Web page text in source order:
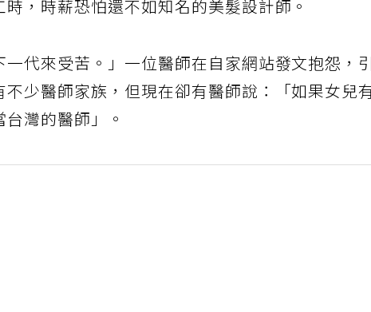
，時薪恐怕還不如知名的美髮設計師。
一代來受苦。」一位醫師在自家網站發文抱怨，
少醫師家族，但現在卻有醫師說：「如果女兒
灣的醫師」。